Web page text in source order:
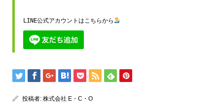
LINE公式アカウントはこちらから
投稿者: 株式会社 E・C・O